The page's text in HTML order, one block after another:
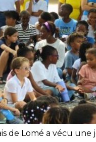
de Lomé a vécu